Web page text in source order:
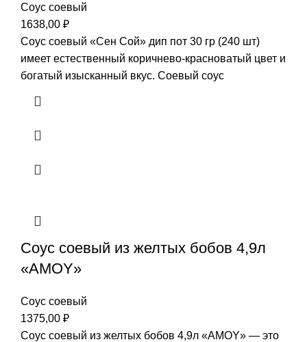
Соус соевый
1638,00 ₽
Соус соевый «Сен Сой» дип пот 30 гр (240 шт)
имеет естественный коричнево-красноватый цвет и
богатый изысканный вкус. Соевый соус
Соус соевый из желтых бобов 4,9л
«AMOY»
Соус соевый
1375,00 ₽
Соус соевый из желтых бобов 4,9л «AMOY» — это